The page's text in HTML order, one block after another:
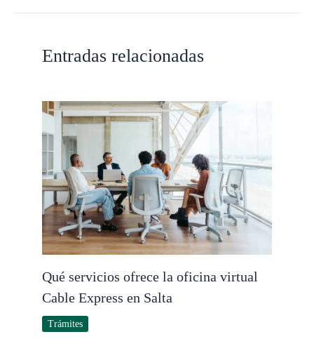
Entradas relacionadas
Qué servicios ofrece la oficina virtual
Cable Express en Salta
Trámites